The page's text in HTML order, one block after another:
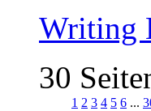
Writing
30
1 2 3 4 5 6 ...